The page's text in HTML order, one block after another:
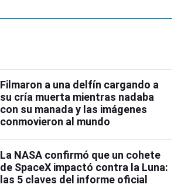
Filmaron a una delfín cargando a
su cría muerta mientras nadaba
con su manada y las imágenes
conmovieron al mundo
La NASA confirmó que un cohete
de SpaceX impactó contra la Luna:
las 5 claves del informe oficial